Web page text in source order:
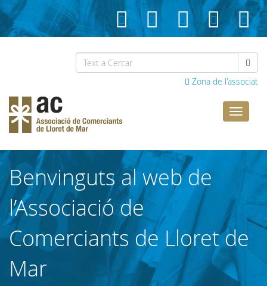
Zona de l'associat
Lloret
Benvinguts al web de
l’Associació de
Comerciants de Lloret de
Mar